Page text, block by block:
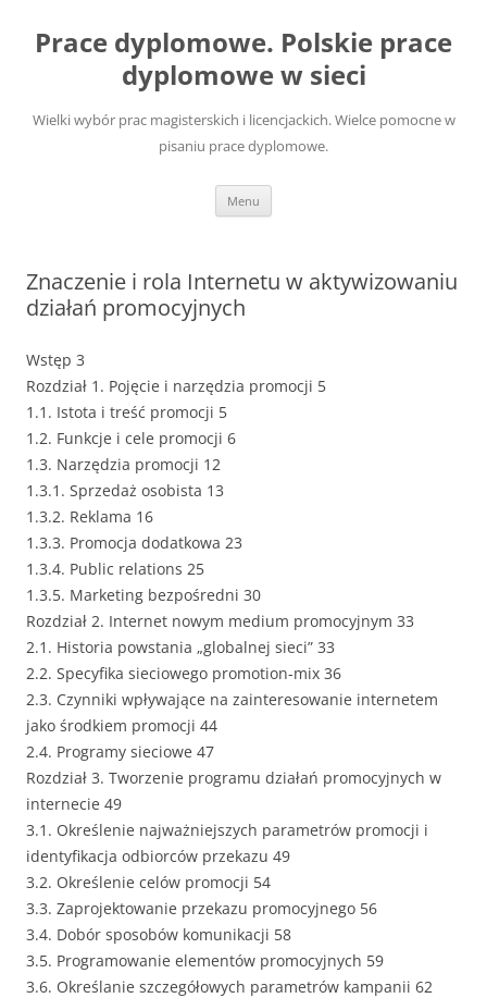
treści
Prace dyplomowe. Polskie prace
dyplomowe w sieci
Wielki wybór prac magisterskich i licencjackich. Wielce pomocne w
pisaniu prace dyplomowe.
Menu
Znaczenie i rola Internetu w aktywizowaniu
działań promocyjnych
Wstęp 3
Rozdział 1. Pojęcie i narzędzia promocji 5
1.1. Istota i treść promocji 5
1.2. Funkcje i cele promocji 6
1.3. Narzędzia promocji 12
1.3.1. Sprzedaż osobista 13
1.3.2. Reklama 16
1.3.3. Promocja dodatkowa 23
1.3.4. Public relations 25
1.3.5. Marketing bezpośredni 30
Rozdział 2. Internet nowym medium promocyjnym 33
2.1. Historia powstania „globalnej sieci” 33
2.2. Specyfika sieciowego promotion-mix 36
2.3. Czynniki wpływające na zainteresowanie internetem
jako środkiem promocji 44
2.4. Programy sieciowe 47
Rozdział 3. Tworzenie programu działań promocyjnych w
internecie 49
3.1. Określenie najważniejszych parametrów promocji i
identyfikacja odbiorców przekazu 49
3.2. Określenie celów promocji 54
3.3. Zaprojektowanie przekazu promocyjnego 56
3.4. Dobór sposobów komunikacji 58
3.5. Programowanie elementów promocyjnych 59
3.6. Określanie szczegółowych parametrów kampanii 62